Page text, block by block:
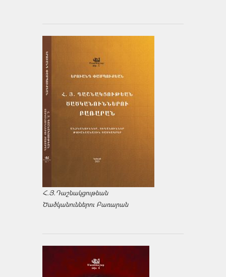
Հ.Յ.Դաշնակցութեան
Ծածկանուններու Բառարան